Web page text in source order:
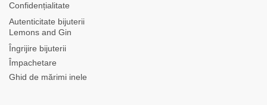
Confidențialitate
Autenticitate bijuterii
Lemons and Gin
Îngrijire bijuterii
Împachetare
Ghid de mărimi inele